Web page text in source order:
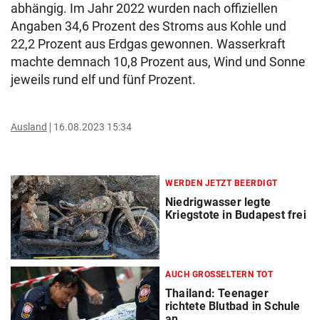
abhängig. Im Jahr 2022 wurden nach offiziellen
Angaben 34,6 Prozent des Stroms aus Kohle und
22,2 Prozent aus Erdgas gewonnen. Wasserkraft
machte demnach 10,8 Prozent aus, Wind und Sonne
jeweils rund elf und fünf Prozent.
Ausland 16.08.2023 15:34
WERDEN JETZT BEERDIGT
Niedrigwasser legte
Kriegstote in Budapest frei
AUCH GROSSELTERN TOT
Thailand: Teenager
richtete Blutbad in Schule